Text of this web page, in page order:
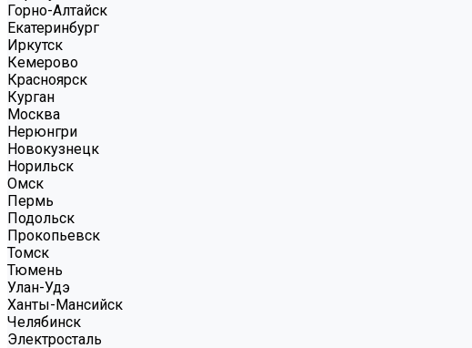
Горно-Алтайск
Екатеринбург
Иркутск
Кемерово
Красноярск
Курган
Москва
Нерюнгри
Новокузнецк
Норильск
Омск
Пермь
Подольск
Прокопьевск
Томск
Тюмень
Улан-Удэ
Ханты-Мансийск
Челябинск
Электросталь